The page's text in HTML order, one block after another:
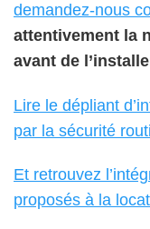
demandez-nous
attentivement la
avant de
Lire le dépliant
par la sécurité
Et retrouvez
proposés à la